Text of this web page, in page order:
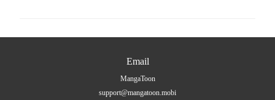
Email
MangaToon
support@mangatoon.mobi